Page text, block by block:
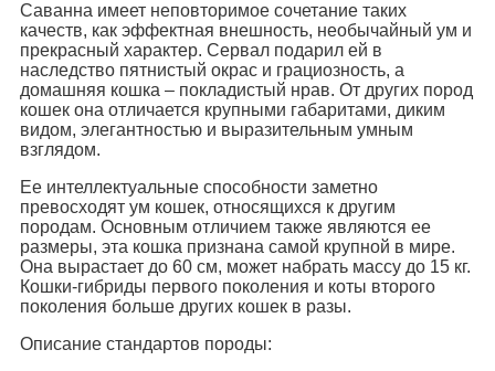
Саванна имеет неповторимое сочетание таких
качеств, как эффектная внешность, необычайный ум и
прекрасный характер. Сервал подарил ей в
наследство пятнистый окрас и грациозность, а
домашняя кошка – покладистый нрав. От других пород
кошек она отличается крупными габаритами, диким
видом, элегантностью и выразительным умным
взглядом.
Ее интеллектуальные способности заметно
превосходят ум кошек, относящихся к другим
породам. Основным отличием также являются ее
размеры, эта кошка признана самой крупной в мире.
Она вырастает до 60 см, может набрать массу до 15 кг.
Кошки-гибриды первого поколения и коты второго
поколения больше других кошек в разы.
Описание стандартов породы: